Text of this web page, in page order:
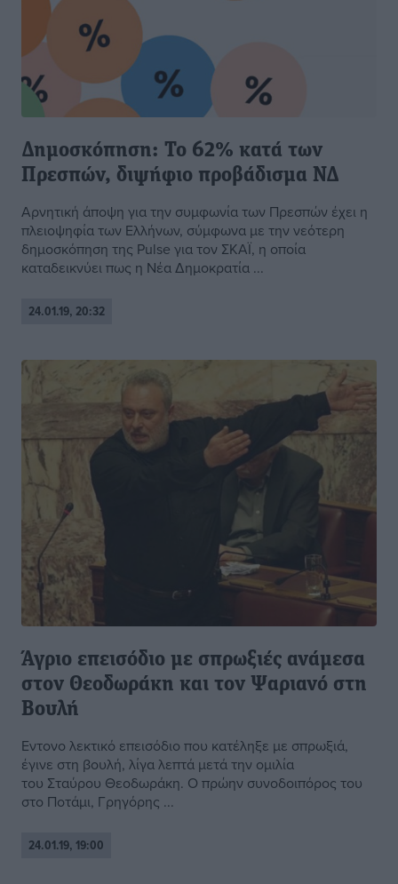
Δημοσκόπηση: Το 62% κατά των
Πρεσπών, διψήφιο προβάδισμα ΝΔ
Αρνητική άποψη για την συμφωνία των Πρεσπών έχει η
πλειοψηφία των Ελλήνων, σύμφωνα με την νεότερη
δημοσκόπηση της Pulse για τον ΣΚΑΪ, η οποία
καταδεικνύει πως η Νέα Δημοκρατία ...
24.01.19, 20:32
Άγριο επεισόδιο με σπρωξιές ανάμεσα
στον Θεοδωράκη και τον Ψαριανό στη
Βουλή
Εντονο λεκτικό επεισόδιο που κατέληξε με σπρωξιά,
έγινε στη βουλή, λίγα λεπτά μετά την ομιλία
του Σταύρου Θεοδωράκη. Ο πρώην συνοδοιπόρος του
στο Ποτάμι, Γρηγόρης ...
24.01.19, 19:00